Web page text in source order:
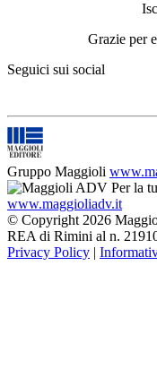
Grazie per
Seguici sui social
Gruppo Maggioli
Per la
www.maggioliadv.it
© Copyright 2026
REA di Rimini al n.
Privacy Policy |